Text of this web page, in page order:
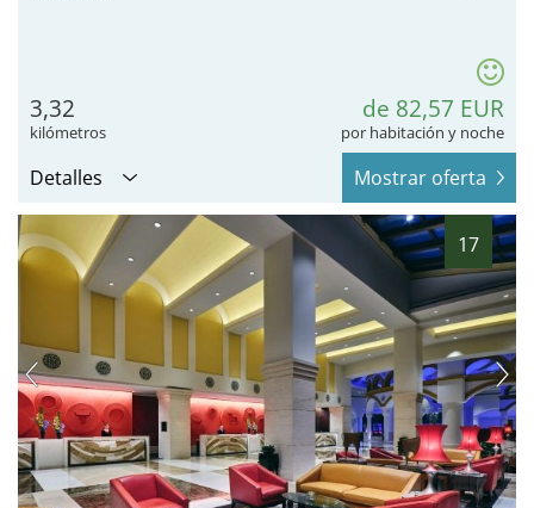
3,32
kilómetros
de 82,57 EUR
por habitación y noche
Detalles Mostrar oferta
17